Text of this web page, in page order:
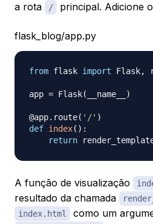
a rota
/ principal. Adicione
flask_blog/app.py
from flask import Flask,
app = Flask( __name__ )
@app. route( '/' )
def index( ) :
return
A função de visualização
resultado da chamada
index.html como um